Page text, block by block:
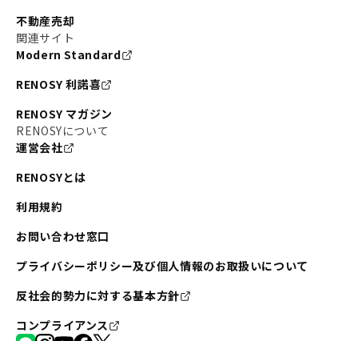
不動産売却
関連サイト
Modern Standard
RENOSY 利諾喜
RENOSY マガジン
RENOSYについて
運営会社
RENOSYとは
利用規約
お問い合わせ窓口
プライバシーポリシー及び個人情報のお取扱いについて
反社会的勢力に対する基本方針
コンプライアンス